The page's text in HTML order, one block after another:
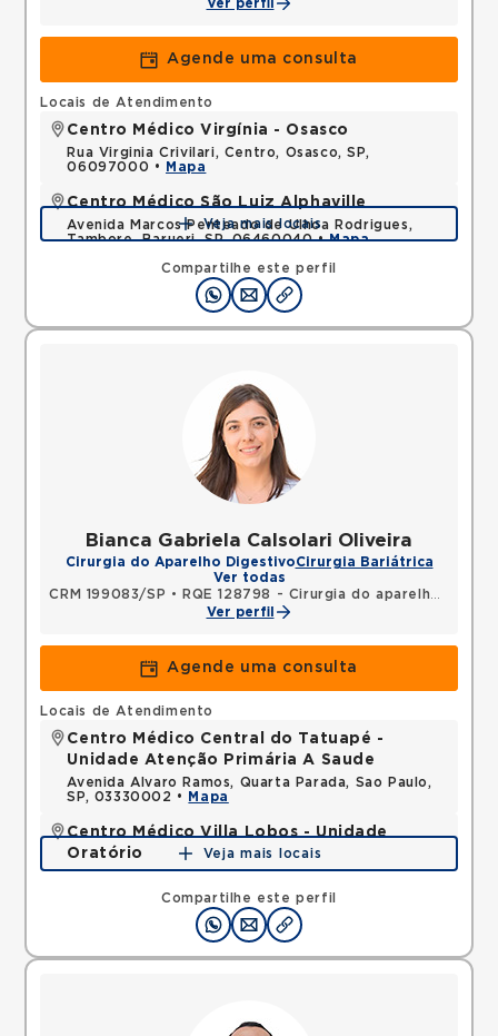
Ver perfil
Agende uma consulta
Compartilhe este perfil
Locais de Atendimento
Centro Médico Virgínia - Osasco
Rua Virginia Crivilari, Centro, Osasco, SP,
06097000 •
Mapa
Centro Médico São Luiz Alphaville
Avenida Marcos Penteado de Ulhoa Rodrigues,
Tambore, Barueri, SP, 06460040 •Mapa
Veja mais locais
Bianca Gabriela Calsolari Oliveira
Cirurgia do Aparelho DigestivoCirurgia Bariátrica
Ver todas
CRM 199083/SP •
RQE 128798 - Cirurgia do aparelho digestivo
Ver perfil
Agende uma consulta
Compartilhe este perfil
Locais de Atendimento
Centro Médico Central do Tatuapé -
Unidade Atenção Primária A Saude
Avenida Alvaro Ramos, Quarta Parada, Sao Paulo,
SP, 03330002 •
Mapa
Centro Médico Villa Lobos - Unidade
Oratório
Rua do Oratorio, Mooca, Sao Paulo, SP, 03117000 •
Veja mais locais